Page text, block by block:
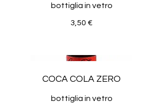
bottiglia in vetro
3,50 €
COCA COLA ZERO
bottiglia in vetro